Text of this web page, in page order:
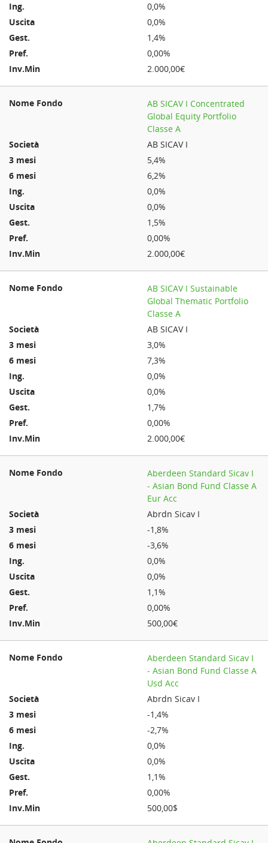
0,0%
0,0%
1,4%
0,00%
2.000,00€
AB SICAV I Concentrated
Global Equity Portfolio
Classe A
AB SICAV I
5,4%
6,2%
0,0%
0,0%
1,5%
0,00%
2.000,00€
AB SICAV I Sustainable
Global Thematic Portfolio
Classe A
AB SICAV I
3,0%
7,3%
0,0%
0,0%
1,7%
0,00%
2.000,00€
Aberdeen Standard Sicav I
- Asian Bond Fund Classe A
Eur Acc
Abrdn Sicav I
-1,8%
-3,6%
0,0%
0,0%
1,1%
0,00%
500,00€
Aberdeen Standard Sicav I
- Asian Bond Fund Classe A
Usd Acc
Abrdn Sicav I
-1,4%
-2,7%
0,0%
0,0%
1,1%
0,00%
500,00$